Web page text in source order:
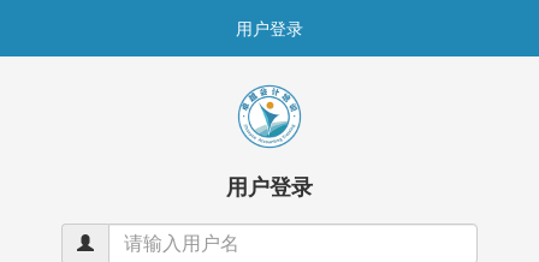
用户登录
用户登录